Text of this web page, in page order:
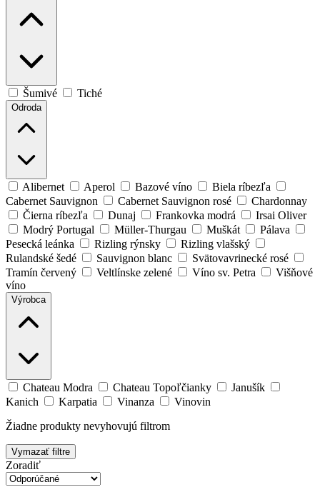
Šumivé Tiché
Odroda
Alibernet Aperol Bazové víno
Biela ríbezľa
Cabernet Sauvignon
Cabernet Sauvignon rosé
Chardonnay
Čierna ríbezľa
Dunaj Frankovka modrá
Irsai Oliver
Modrý Portugal
Müller-Thurgau Muškát
Pálava
Pesecká leánka
Rizling rýnsky
Rizling vlašský
Rulandské šedé
Sauvignon blanc
Svätovavrinecké rosé
Tramín červený
Veltlínske zelené Víno sv. Petra
Višňové
víno
Výrobca
Chateau Modra Chateau Topoľčianky
Janušík
Kanich
Karpatia Vinanza
Vinovin
Žiadne produkty nevyhovujú filtrom
Vymazať filtre
Zoradiť